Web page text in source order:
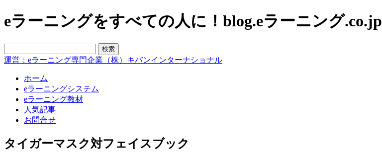
eラーニングをすべての人に！blog.eラーニング.co.jp
運営：eラーニング専門企業（株）キバンインターナショナル
ホーム
eラーニングシステム
eラーニング教材
人気記事
お問合せ
タイガーマスク対フェイスブック